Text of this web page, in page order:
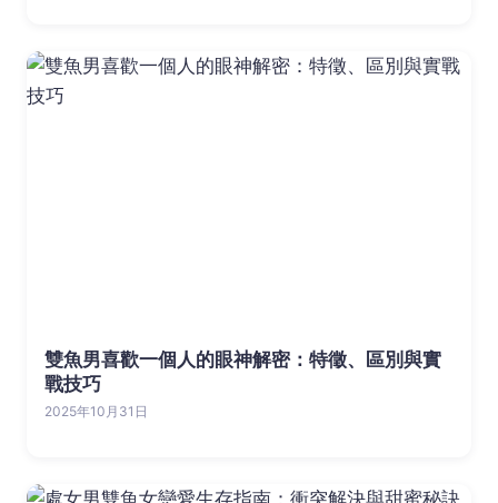
雙魚男喜歡一個人的眼神解密：特徵、區別與實
戰技巧
2025年10月31日